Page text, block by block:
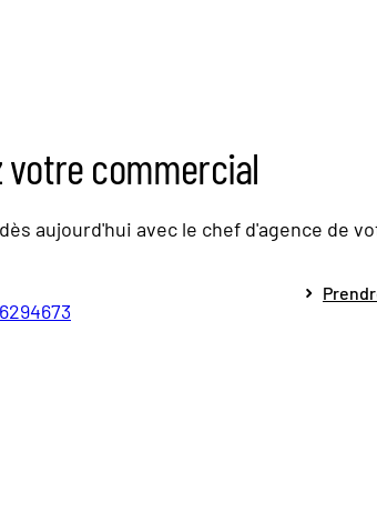
votre commercial
aujourd'hui avec le chef d'agence de